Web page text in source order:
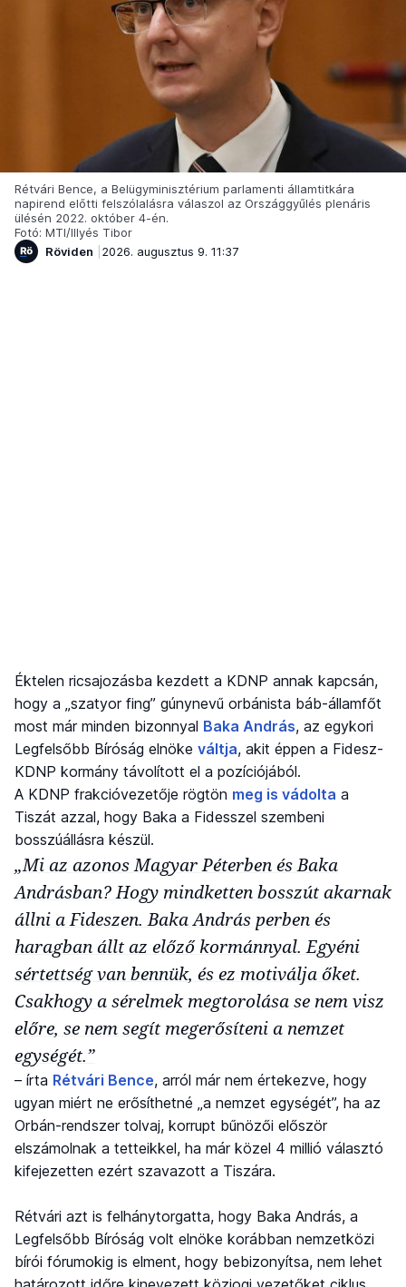
Rétvári Bence, a Belügyminisztérium parlamenti államtitkára
napirend előtti felszólalásra válaszol az Országgyűlés plenáris
ülésén 2022. október 4-én.
Fotó: MTI/Illyés Tibor
Röviden
2026. augusztus 9. 11:37
Éktelen ricsajozásba kezdett a KDNP annak kapcsán,
hogy a „szatyor fing” gúnynevű orbánista báb-államfőt
most már minden bizonnyal Baka András, az egykori
Legfelsőbb Bíróság elnöke váltja, akit éppen a Fidesz-
KDNP kormány távolított el a pozíciójából.
A KDNP frakcióvezetője rögtön meg is vádolta a
Tiszát azzal, hogy Baka a Fidesszel szembeni
bosszúállásra készül.
„Mi az azonos Magyar Péterben és Baka
Andrásban? Hogy mindketten bosszút akarnak
állni a Fideszen. Baka András perben és
haragban állt az előző kormánnyal. Egyéni
sértettség van bennük, és ez motiválja őket.
Csakhogy a sérelmek megtorolása se nem visz
előre, se nem segít megerősíteni a nemzet
egységét.”
– írta Rétvári Bence, arról már nem értekezve, hogy
ugyan miért ne erősíthetné „a nemzet egységét”, ha az
Orbán-rendszer tolvaj, korrupt bűnözői először
elszámolnak a tetteikkel, ha már közel 4 millió választó
kifejezetten ezért szavazott a Tiszára.
Rétvári azt is felhánytorgatta, hogy Baka András, a
Legfelsőbb Bíróság volt elnöke korábban nemzetközi
bírói fórumokig is elment, hogy bebizonyítsa, nem lehet